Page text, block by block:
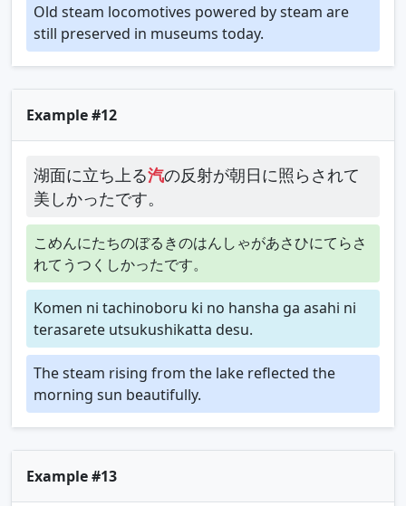
Old steam locomotives powered by steam are
still preserved in museums today.
Example #12
湖面に立ち上る汽の反射が朝日に照らされて
美しかったです。
こめんにたちのぼるきのはんしゃがあさひにてらさ
れてうつくしかったです。
Komen ni tachinoboru ki no hansha ga asahi ni
terasarete utsukushikatta desu.
The steam rising from the lake reflected the
morning sun beautifully.
Example #13